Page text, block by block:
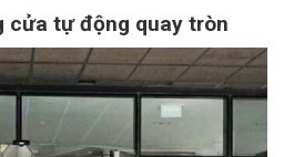
cửa tự động quay tròn